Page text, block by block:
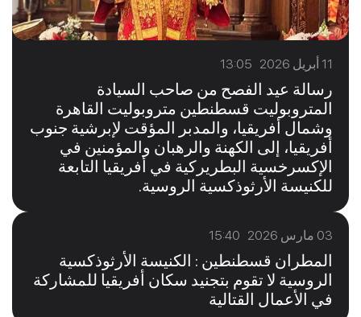
11 أبريل 2026 13:05
رسالة عيد الفصح من صاحب السيادة
المتروبوليت قسطنطين متروبوليت القاهرة
وشمال أفريقيا، والمدبر المؤقت لإبرشية جنوب
أفريقيا، إلى الكهنة والرهبان والمؤمنين في
الإكسرخسية البطريركية في أفريقيا التابعة
للكنيسة الأرثوذكسية الروسية.
03 مارس 2026 15:40
المطران قسطنطين : الكنيسة الأرثوذكسية
الروسية لا تقوم بتجنيد سكان أفريقيا للمشاركة
في الأعمال القتالية